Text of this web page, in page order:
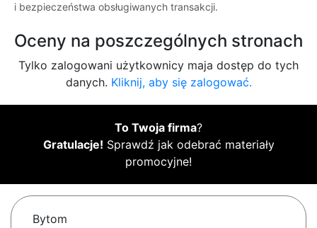
i bezpieczeństwa obsługiwanych transakcji.
Oceny na poszczególnych stronach
Tylko zalogowani użytkownicy maja dostęp do tych
danych. Kliknij, aby się zalogować.
To Twoja firma?
Gratulacje! Sprawdź jak odebrać materiały
promocyjne!
Bytom